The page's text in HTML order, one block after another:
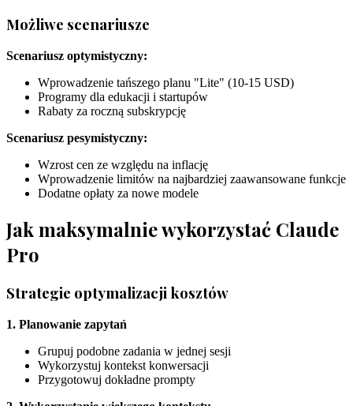
Możliwe scenariusze
Scenariusz optymistyczny:
Wprowadzenie tańszego planu "Lite" (10-15 USD)
Programy dla edukacji i startupów
Rabaty za roczną subskrypcję
Scenariusz pesymistyczny:
Wzrost cen ze względu na inflację
Wprowadzenie limitów na najbardziej zaawansowane funkcje
Dodatne opłaty za nowe modele
Jak maksymalnie wykorzystać Claude
Pro
Strategie optymalizacji kosztów
1. Planowanie zapytań
Grupuj podobne zadania w jednej sesji
Wykorzystuj kontekst konwersacji
Przygotowuj dokładne prompty